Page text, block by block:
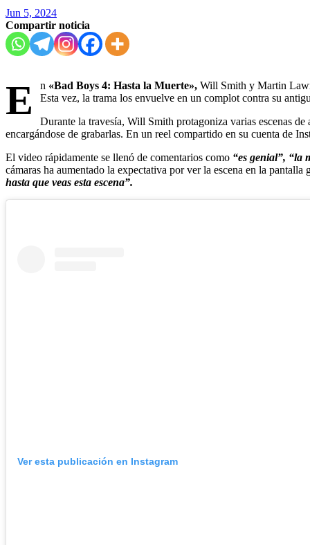
Jun 5, 2024
Compartir noticia
E n «Bad Boys 4: Hasta la Muerte», Will Smith y Martin
Esta vez, la trama los envuelve en un complot contra su
Durante la travesía, Will Smith protagoniza varias escenas
encargándose de grabarlas. En un reel compartido en su cuenta de
El video rápidamente se llenó de comentarios como “es genial”, “la
cámaras ha aumentado la expectativa por ver la escena en la
hasta que veas esta escena”.
Ver esta publicación en Instagram